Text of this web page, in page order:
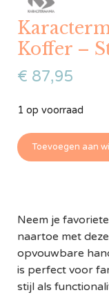
Koffer –
€ 87,95
1 op voorraad
Toevoegen aan
Neem je
naartoe met
opvouwbare
is perfect voor
stijl als